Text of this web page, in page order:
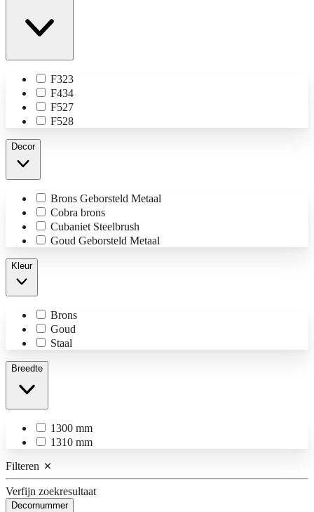
F323
F434
F527
F528
Decor
Brons Geborsteld Metaal
Cobra brons
Cubaniet Steelbrush
Goud Geborsteld Metaal
Kleur
Brons
Goud
Staal
Breedte
1300 mm
1310 mm
Filteren
Verfijn zoekresultaat
Decornummer